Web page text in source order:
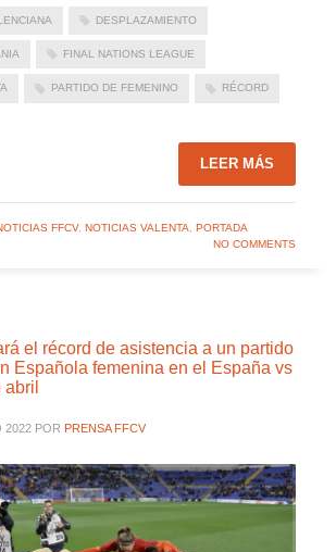
DESPLAZAMIENTO
FINAL NATIONS LEAGUE
PARTIDO DE FEMENINO RÉCORD
LEER MÁS
FFCV, NOTICIAS VALENTA
PORTADA
NO COMMENTS
el récord de asistencia a un partido
Española femenina en el España vs
2022 POR PRENSA FFCV